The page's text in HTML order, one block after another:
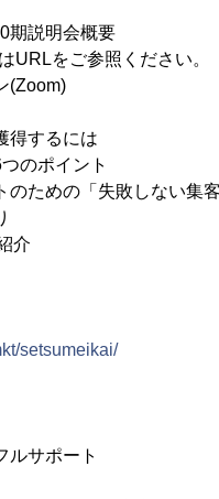
期説明会概要
をご参照ください。
(Zoom)
するには
ポイント
めの「失敗しない集客
介
setsumeikai/
サポート